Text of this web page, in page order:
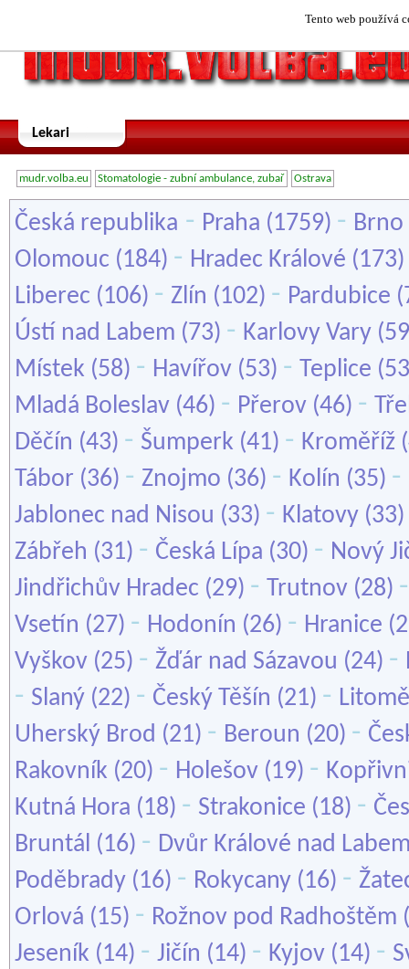
Tento web používá
Lekari
mudr.volba.eu Stomatologie - zubní ambulance, zubař Ostrava
Česká republika - Praha (1759) - Brno
Olomouc (184) - Hradec Králové (173)
Liberec (106) - Zlín (102) - Pardubice
Ústí nad Labem (73) - Karlovy Vary
Místek (58) - Havířov (53) - Teplice
Mladá Boleslav (46) - Přerov (46) -
Děčín (43) - Šumperk (41) - Kroměříž
Tábor (36) - Znojmo (36) - Kolín (35) -
Jablonec nad Nisou (33) - Klatovy (33)
Zábřeh (31) - Česká Lípa (30) - Nový
Jindřichův Hradec (29) - Trutnov (28)
Vsetín (27) - Hodonín (26) - Hranice
Vyškov (25) - Žďár nad Sázavou (24) -
- Slaný (22) - Český Těšín (21) -
Uherský Brod (21) - Beroun (20) -
Rakovník (20) - Holešov (19) -
Kutná Hora (18) - Strakonice (18) -
Bruntál (16) - Dvůr Králové nad
Poděbrady (16) - Rokycany (16) -
Orlová (15) - Rožnov pod Radhoštěm
Jeseník (14) - Jičín (14) - Kyjov (14) -